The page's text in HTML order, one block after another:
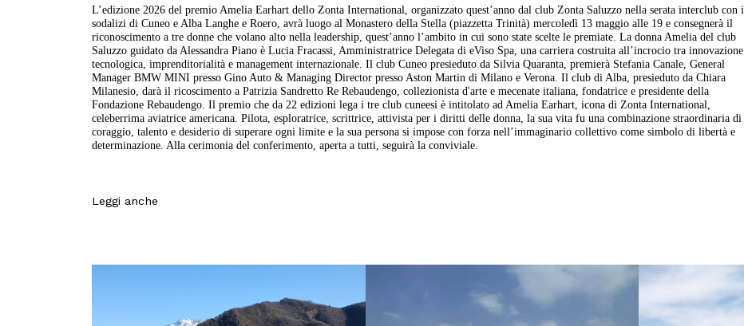
L’edizione 2026 del premio Amelia Earhart dello Zonta International, organizzato quest’anno dal club Zonta Saluzzo nella serata interclub con i
sodalizi di Cuneo e Alba Langhe e Roero, avrà luogo al Monastero della Stella (piazzetta Trinità) mercoledì 13 maggio alle 19 e consegnerà il
riconoscimento a tre donne che volano alto nella leadership, quest’anno l’ambito in cui sono state scelte le premiate. La donna Amelia del club
Saluzzo guidato da Alessandra Piano è Lucia Fracassi, Amministratrice Delegata di eViso Spa, una carriera costruita all’incrocio tra innovazione
tecnologica, imprenditorialità e management internazionale. Il club Cuneo presieduto da Silvia Quaranta, premierà Stefania Canale, General
Manager BMW MINI presso Gino Auto & Managing Director presso Aston Martin di Milano e Verona. Il club di Alba, presieduto da Chiara
Milanesio, darà il ricoscimento a Patrizia Sandretto Re Rebaudengo, collezionista d'arte e mecenate italiana, fondatrice e presidente della
Fondazione Rebaudengo. Il premio che da 22 edizioni lega i tre club cuneesi è intitolato ad Amelia Earhart, icona di Zonta International,
celeberrima aviatrice americana. Pilota, esploratrice, scrittrice, attivista per i diritti delle donna, la sua vita fu una combinazione straordinaria di
coraggio, talento e desiderio di superare ogni limite e la sua persona si impose con forza nell’immaginario collettivo come simbolo di libertà e
determinazione. Alla cerimonia del conferimento, aperta a tutti, seguirà la conviviale.
Leggi anche